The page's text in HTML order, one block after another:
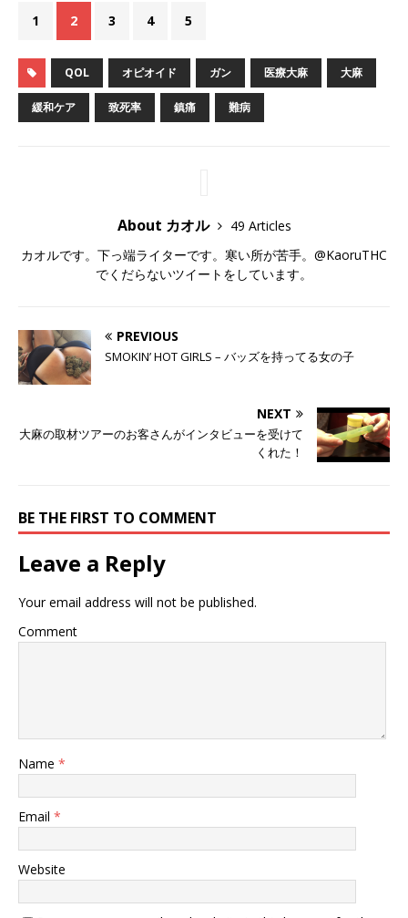
1 2 3 4 5
QOL オピオイド ガン 医療大麻 大麻
緩和ケア 致死率 鎮痛 難病
About カオル
49 Articles
カオルです。下っ端ライターです。寒い所が苦手。@KaoruTHC
でくだらないツイートをしています。
PREVIOUS
SMOKIN’ HOT GIRLS – バッズを持ってる女の子
NEXT
大麻の取材ツアーのお客さんがインタビューを受けて
くれた！
BE THE FIRST TO COMMENT
Leave a Reply
Your email address will not be published.
Comment
Name *
Email *
Website